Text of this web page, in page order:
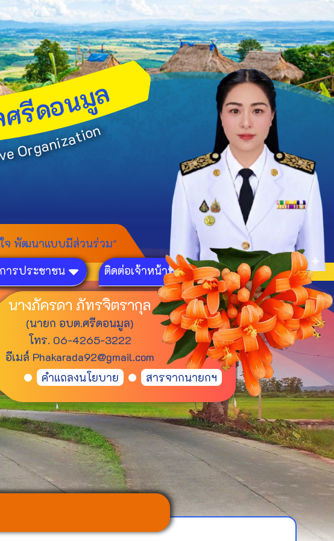
ศร
ี
ดอนม
ู
ล
eOrganizati
on
จ พัฒนาแบบมีส่วนร่วม"
ารประชาชน ติดต่อเจ้าหน้าที่
นางภัครดา ภัทรจิตรากุล
(นายก อบต.ศรีดอนมูล)
โทร. 06-4265-3222
อีเมล์ Phakarada92@gmail.com
คำแถลงนโยบาย
สารจากนายกฯ